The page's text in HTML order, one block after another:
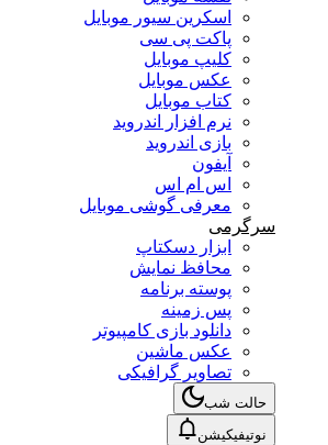
اسکرین سیور موبایل
پاکت پی سی
کلیپ موبایل
عکس موبایل
کتاب موبایل
نرم افزار اندروید
بازی اندروید
آیفون
اس ام اس
معرفی گوشی موبایل
سرگرمی
ابزار دسکتاپ
محافظ نمایش
پوسته برنامه
پس زمینه
دانلود بازی کامپیوتر
عکس ماشین
تصاویر گرافیکی
حالت شب
نوتیفیکیشن